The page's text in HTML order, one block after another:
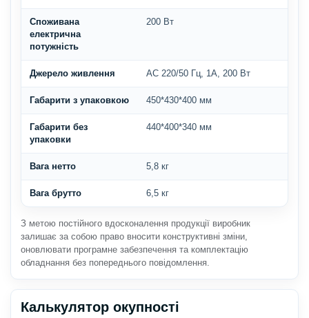
Споживана
електрична
потужність
200 Вт
Джерело живлення АС 220/50 Гц, 1А, 200 Вт
Габарити з упаковкою 450*430*400 мм
Габарити без
упаковки
440*400*340 мм
Вага нетто 5,8 кг
Вага брутто 6,5 кг
З метою постійного вдосконалення продукції виробник
залишає за собою право вносити конструктивні зміни,
оновлювати програмне забезпечення та комплектацію
обладнання без попереднього повідомлення.
Калькулятор окупності